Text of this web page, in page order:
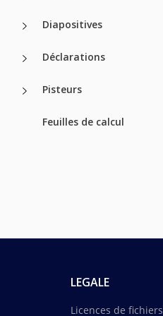
Diapositives
Déclarations
Pisteurs
Feuilles de calcul
LEGALE
Licences de fichiers